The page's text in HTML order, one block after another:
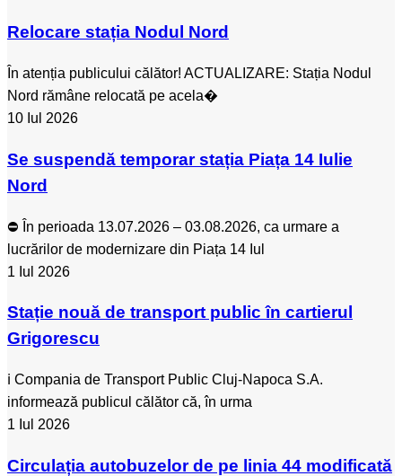
Relocare stația Nodul Nord
În atenția publicului călător! ACTUALIZARE: Stația Nodul
Nord rămâne relocată pe acela�
10 Iul 2026
Se suspendă temporar stația Piața 14 Iulie
Nord
⛔ În perioada 13.07.2026 – 03.08.2026, ca urmare a
lucrărilor de modernizare din Piața 14 Iul
1 Iul 2026
Stație nouă de transport public în cartierul
Grigorescu
ℹ️ Compania de Transport Public Cluj-Napoca S.A.
informează publicul călător că, în urma
1 Iul 2026
Circulația autobuzelor de pe linia 44 modificată